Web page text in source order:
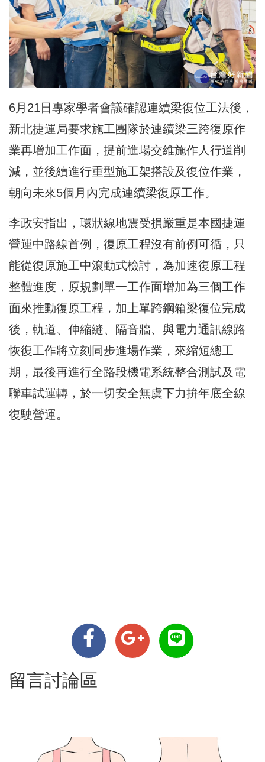
6月21日專家學者會議確認連續梁復位工法後，
新北捷運局要求施工團隊於連續梁三跨復原作
業再增加工作面，提前進場交維施作人行道削
減，並後續進行重型施工架搭設及復位作業，
朝向未來5個月內完成連續梁復原工作。
李政安指出，環狀線地震受損嚴重是本國捷運
營運中路線首例，復原工程沒有前例可循，只
能從復原施工中滾動式檢討，為加速復原工程
整體進度，原規劃單一工作面增加為三個工作
面來推動復原工程，加上單跨鋼箱梁復位完成
後，軌道、伸縮縫、隔音牆、與電力通訊線路
恢復工作將立刻同步進場作業，來縮短總工
期，最後再進行全路段機電系統整合測試及電
聯車試運轉，於一切安全無虞下力拚年底全線
復駛營運。
留言討論區